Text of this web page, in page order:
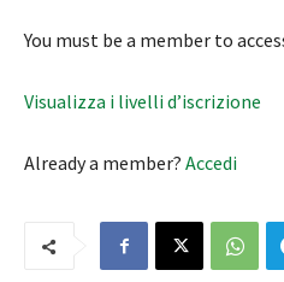
You must be a member to
Visualizza i livelli d’iscrizione
Already a member? Accedi